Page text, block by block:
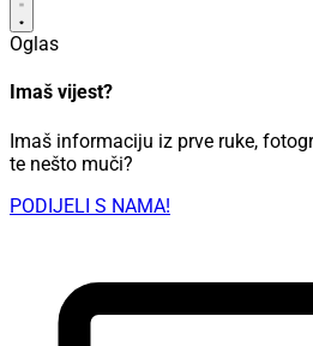
Oglas
Imaš vijest?
Imaš informaciju iz prve ruke,
te nešto muči?
PODIJELI S NAMA!